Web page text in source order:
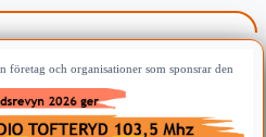
företag och organisationer som sponsrar den